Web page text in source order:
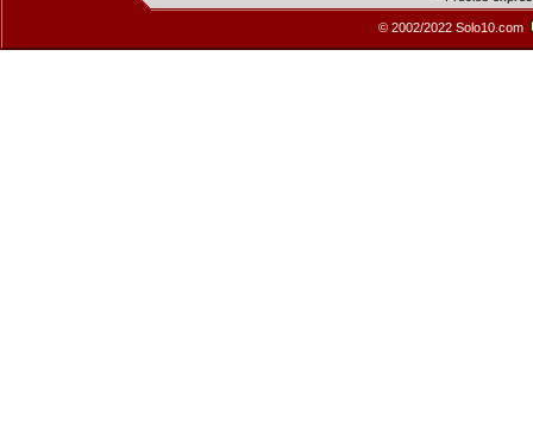
© 2002/2022 Solo10.com